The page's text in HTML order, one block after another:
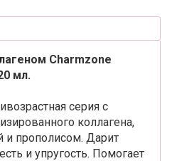
Charmzone
мл.
серия с
коллагена,
и прополисом. Дарит
и упругость. Помогает